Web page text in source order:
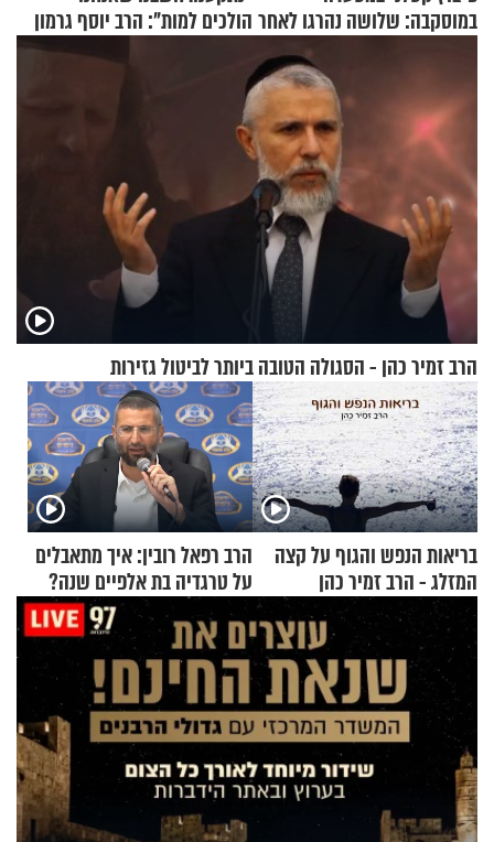
במוסקבה: שלושה נהרגו לאחר
שמטען שנשאה אישה התפוצץ
הולכים למות": הרב יוסף גרמון
הרב זמיר כהן - הסגולה הטובה ביותר לביטול גזירות
בריאות הנפש והגוף על קצה
המזלג - הרב זמיר כהן
הרב רפאל רובין: איך מתאבלים
על טרגדיה בת אלפיים שנה?